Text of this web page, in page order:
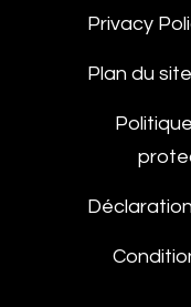
Privacy
Plan du site